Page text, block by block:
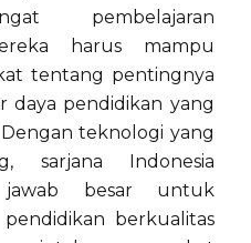
pembelajaran
harus mampu
tentang pentingnya
daya pendidikan yang
teknologi yang
sarjana Indonesia
besar untuk
berkualitas